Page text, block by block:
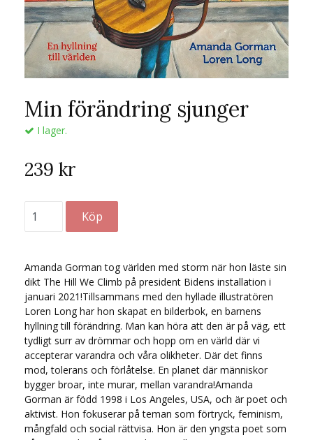
Min förändring sjunger
I lager.
239 kr
Amanda Gorman tog världen med storm när hon läste sin
dikt The Hill We Climb på president Bidens installation i
januari 2021!Tillsammans med den hyllade illustratören
Loren Long har hon skapat en bilderbok, en barnens
hyllning till förändring. Man kan höra att den är på väg, ett
tydligt surr av drömmar och hopp om en värld där vi
accepterar varandra och våra olikheter. Där det finns
mod, tolerans och förlåtelse. En planet där människor
bygger broar, inte murar, mellan varandra!Amanda
Gorman är född 1998 i Los Angeles, USA, och är poet och
aktivist. Hon fokuserar på teman som förtryck, feminism,
mångfald och social rättvisa. Hon är den yngsta poet som